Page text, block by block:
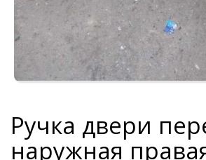
Ручка двери
наружная